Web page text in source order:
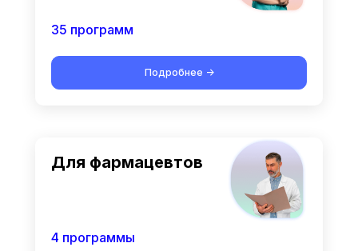
35 программ
Подробнее ->
Для фармацевтов
4 программы